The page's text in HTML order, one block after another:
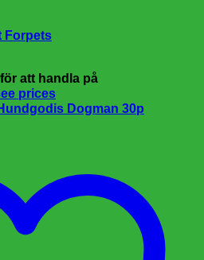
Forpets
att handla på
prices